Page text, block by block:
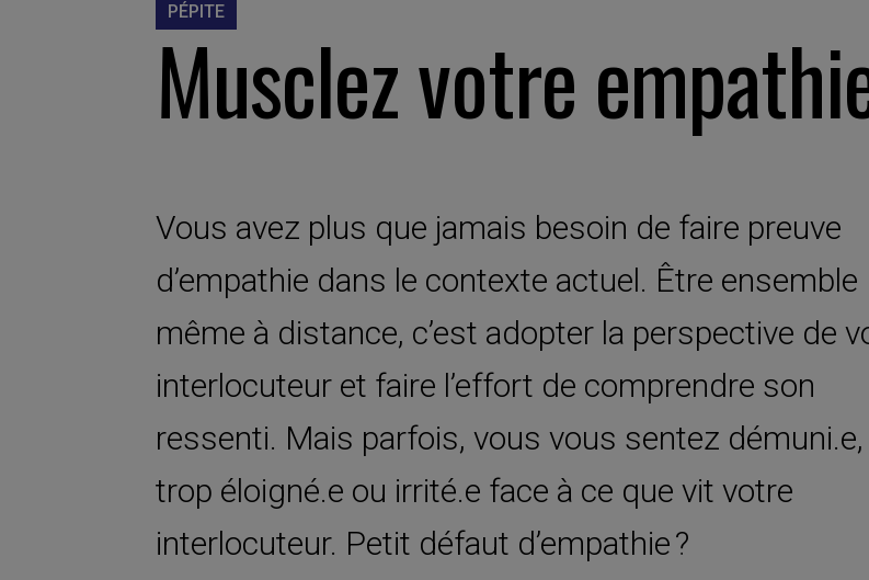
PÉPITE
Musclez votre
Vous avez plus que jamais besoin de faire preuve
d’empathie dans le contexte actuel. Être ensemble
même à distance, c’est adopter la perspective de
interlocuteur et faire l’effort de comprendre son
ressenti. Mais parfois, vous vous sentez démuni.e,
trop éloigné.e ou irrité.e face à ce que vit votre
interlocuteur. Petit défaut d’empathie ?